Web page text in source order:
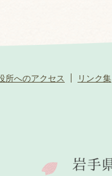
所へのアクセス リンク集